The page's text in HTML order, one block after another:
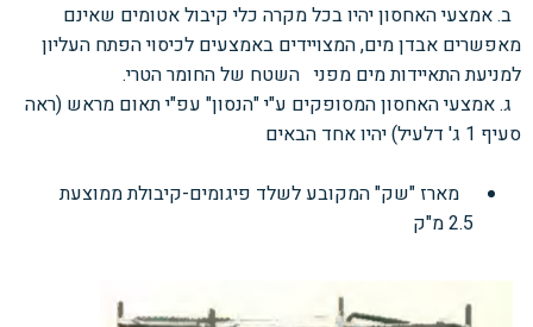
ב. אמצעי האחסון יהיו בכל מקרה כלי קיבול אטומים שאינם
מאפשרים אבדן מים, המצויידים באמצעים לכיסוי הפתח העליון
למניעת התאיידות מים מפני השטח של החומר הטרי.
ג. אמצעי האחסון המסופקים ע"י "הנסון" עפ"י תאום מראש (ראה
סעיף
)יהיו אחד הבאים
מארז "שק" המקובע לשלד פיגומים-קיבולת ממוצעת
2.5 מ"ק